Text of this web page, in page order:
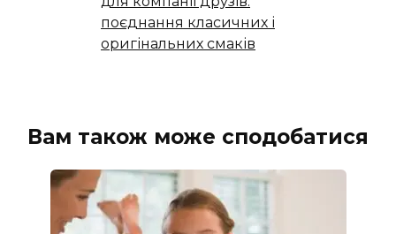
поєднання класичних і
оригінальних смаків
Вам також може сподобатися